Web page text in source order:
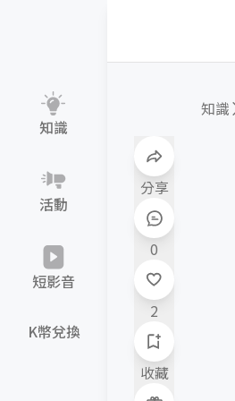
知識
活動
短影音
K幣兌換
分享
0
2
收藏
知識